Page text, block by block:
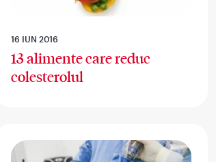
16 IUN 2016
13 alimente care reduc
colesterolul